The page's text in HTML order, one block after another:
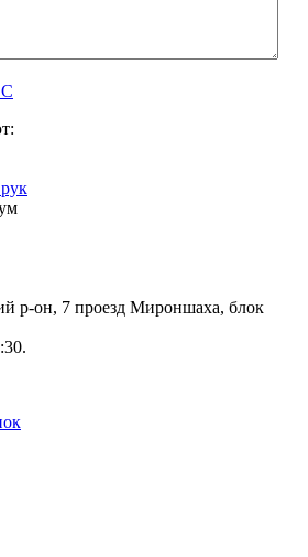
р-он, 7 проезд Мироншаха, блок